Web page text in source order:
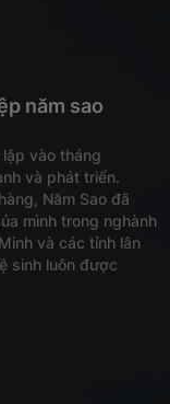
năm sao
vào tháng
và phát triển.
Năm Sao đã
mình trong nghành
và các tỉnh lân
sinh luôn được